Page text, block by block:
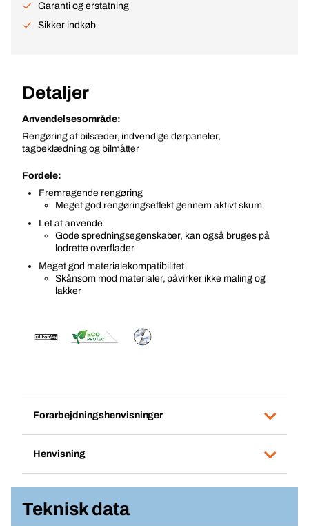
Garanti og erstatning
Sikker indkøb
Detaljer
Anvendelsesområde:
Rengøring af bilsæder, indvendige dørpaneler,
tagbeklædning og bilmåtter
Fordele:
Fremragende rengøring
Meget god rengøringseffekt gennem aktivt skum
Let at anvende
Gode spredningsegenskaber, kan også bruges på
lodrette overflader
Meget god materialekompatibilitet
Skånsom mod materialer, påvirker ikke maling og
lakker
Forarbejdningshenvisninger
Henvisning
Teknisk data